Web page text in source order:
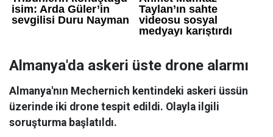
Almanya'da askeri üste drone alarmı
Almanya'nın Mechernich kentindeki askeri üssün
üzerinde iki drone tespit edildi. Olayla ilgili
soruşturma başlatıldı.